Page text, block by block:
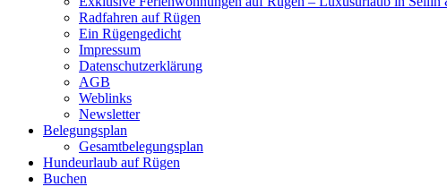
Radfahren auf Rügen
Ein Rügengedicht
Impressum
Datenschutzerklärung
AGB
Weblinks
Newsletter
Belegungsplan
Gesamtbelegungsplan
Hundeurlaub auf Rügen
Buchen